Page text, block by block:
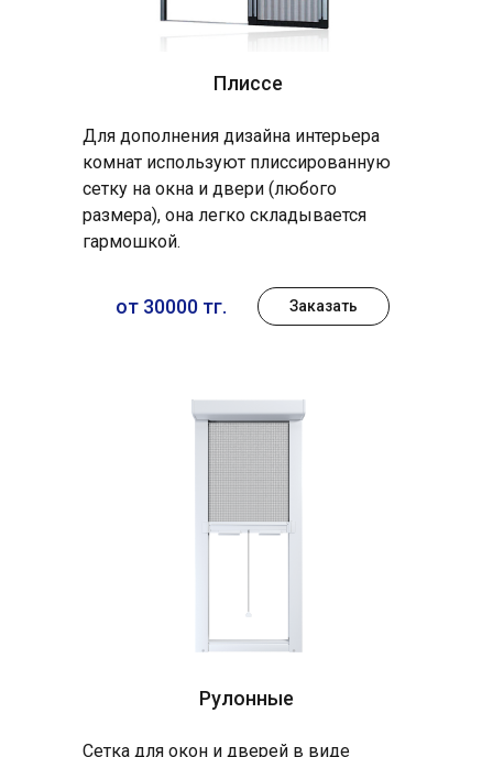
Плиссе
Для дополнения дизайна интерьера
комнат используют плиссированную
сетку на окна и двери (любого
размера), она легко складывается
гармошкой.
от 30000 тг. Заказать
Рулонные
Сетка для окон и дверей в виде